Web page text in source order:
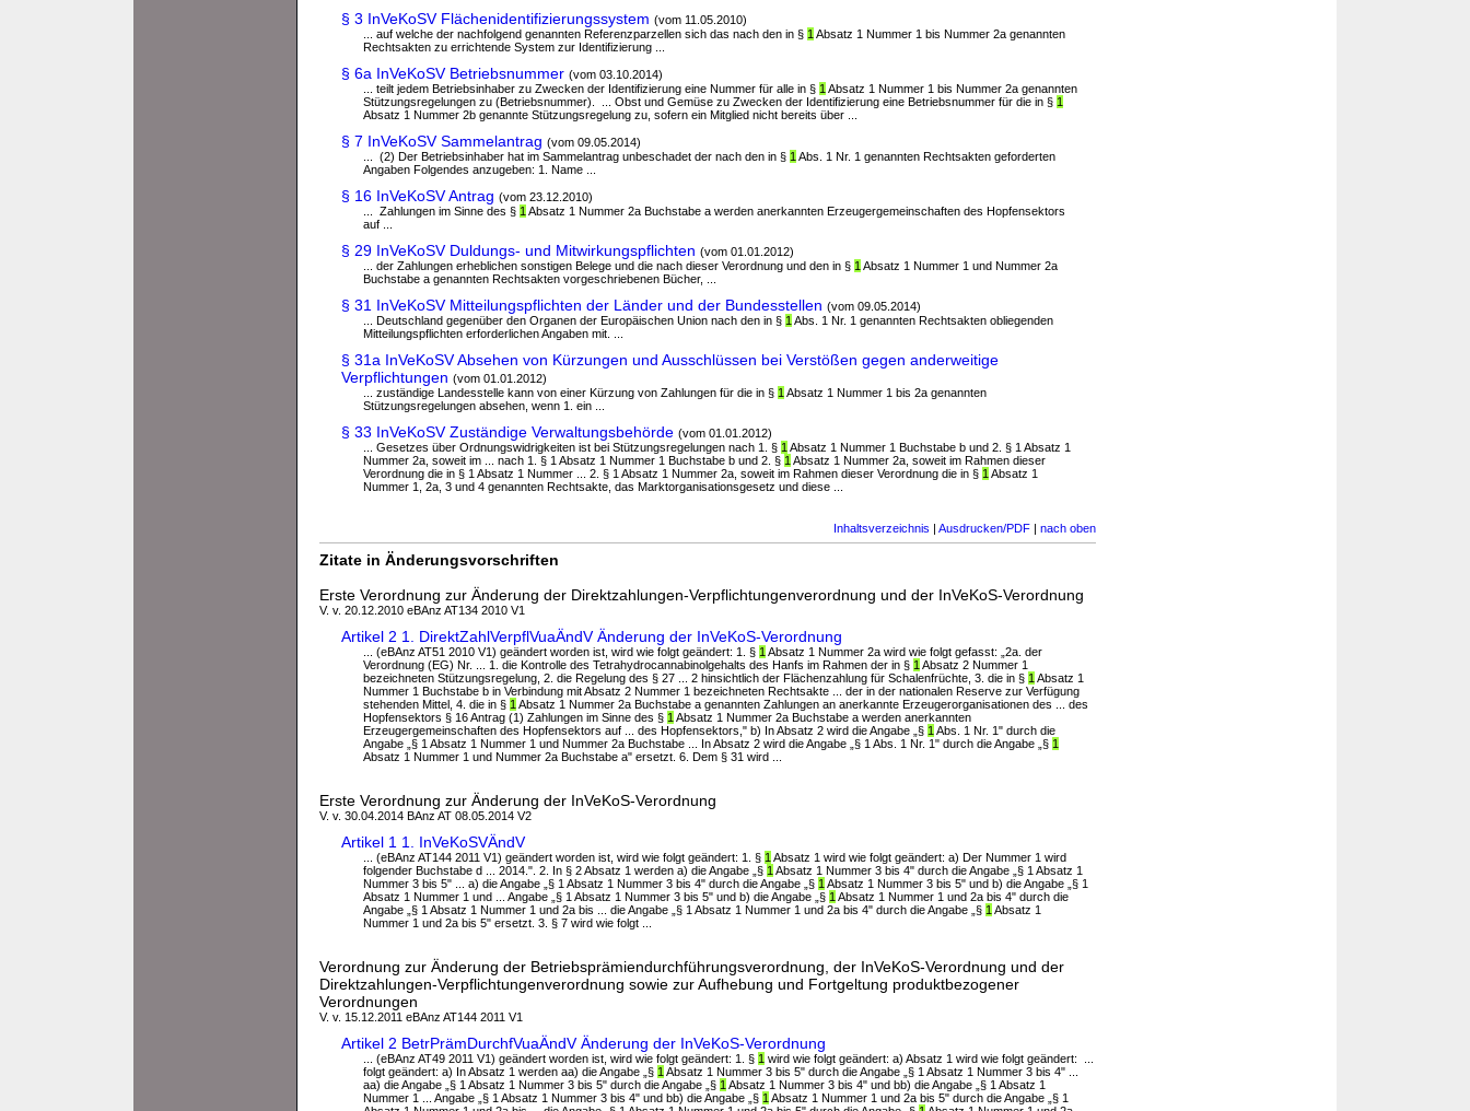
§ 3 InVeKoSV Flächenidentifizierungssystem (vom 11.05.2010)
... auf welche der nachfolgend genannten Referenzparzellen sich das nach den in § 1 Absatz 1 Nummer 1 bis Nummer 2a genannten
Rechtsakten zu errichtende System zur Identifizierung ...
§ 6a InVeKoSV Betriebsnummer (vom 03.10.2014)
... teilt jedem Betriebsinhaber zu Zwecken der Identifizierung eine Nummer für alle in § 1 Absatz 1 Nummer 1 bis Nummer 2a genannten
Stützungsregelungen zu (Betriebsnummer). ... Obst und Gemüse zu Zwecken der Identifizierung eine Betriebsnummer für die in § 1
Absatz 1 Nummer 2b genannte Stützungsregelung zu, sofern ein Mitglied nicht bereits über ...
§ 7 InVeKoSV Sammelantrag (vom 09.05.2014)
... (2) Der Betriebsinhaber hat im Sammelantrag unbeschadet der nach den in § 1 Abs. 1 Nr. 1 genannten Rechtsakten geforderten
Angaben Folgendes anzugeben: 1. Name ...
§ 16 InVeKoSV Antrag (vom 23.12.2010)
... Zahlungen im Sinne des § 1 Absatz 1 Nummer 2a Buchstabe a werden anerkannten Erzeugergemeinschaften des Hopfensektors
auf ...
§ 29 InVeKoSV Duldungs- und Mitwirkungspflichten (vom 01.01.2012)
... der Zahlungen erheblichen sonstigen Belege und die nach dieser Verordnung und den in § 1 Absatz 1 Nummer 1 und Nummer 2a
Buchstabe a genannten Rechtsakten vorgeschriebenen Bücher, ...
§ 31 InVeKoSV Mitteilungspflichten der Länder und der Bundesstellen (vom 09.05.2014)
... Deutschland gegenüber den Organen der Europäischen Union nach den in § 1 Abs. 1 Nr. 1 genannten Rechtsakten obliegenden
Mitteilungspflichten erforderlichen Angaben mit. ...
§ 31a InVeKoSV Absehen von Kürzungen und Ausschlüssen bei Verstößen gegen anderweitige
Verpflichtungen (vom 01.01.2012)
... zuständige Landesstelle kann von einer Kürzung von Zahlungen für die in § 1 Absatz 1 Nummer 1 bis 2a genannten
Stützungsregelungen absehen, wenn 1. ein ...
§ 33 InVeKoSV Zuständige Verwaltungsbehörde (vom 01.01.2012)
... Gesetzes über Ordnungswidrigkeiten ist bei Stützungsregelungen nach 1. § 1 Absatz 1 Nummer 1 Buchstabe b und 2. § 1 Absatz 1
Nummer 2a, soweit im ... nach 1. § 1 Absatz 1 Nummer 1 Buchstabe b und 2. § 1 Absatz 1 Nummer 2a, soweit im Rahmen dieser
Verordnung die in § 1 Absatz 1 Nummer ... 2. § 1 Absatz 1 Nummer 2a, soweit im Rahmen dieser Verordnung die in § 1 Absatz 1
Nummer 1, 2a, 3 und 4 genannten Rechtsakte, das Marktorganisationsgesetz und diese ...
Inhaltsverzeichnis | Ausdrucken/PDF | nach oben
Zitate in Änderungsvorschriften
Erste Verordnung zur Änderung der Direktzahlungen-Verpflichtungenverordnung und der InVeKoS-Verordnung
V. v. 20.12.2010 eBAnz AT134 2010 V1
Artikel 2 1. DirektZahlVerpflVuaÄndV Änderung der InVeKoS-Verordnung
... (eBAnz AT51 2010 V1) geändert worden ist, wird wie folgt geändert: 1. § 1 Absatz 1 Nummer 2a wird wie folgt gefasst: „2a. der
Verordnung (EG) Nr. ... 1. die Kontrolle des Tetrahydrocannabinolgehalts des Hanfs im Rahmen der in § 1 Absatz 2 Nummer 1
bezeichneten Stützungsregelung, 2. die Regelung des § 27 ... 2 hinsichtlich der Flächenzahlung für Schalenfrüchte, 3. die in § 1 Absatz 1
Nummer 1 Buchstabe b in Verbindung mit Absatz 2 Nummer 1 bezeichneten Rechtsakte ... der in der nationalen Reserve zur Verfügung
stehenden Mittel, 4. die in § 1 Absatz 1 Nummer 2a Buchstabe a genannten Zahlungen an anerkannte Erzeugerorganisationen des ... des
Hopfensektors § 16 Antrag (1) Zahlungen im Sinne des § 1 Absatz 1 Nummer 2a Buchstabe a werden anerkannten
Erzeugergemeinschaften des Hopfensektors auf ... des Hopfensektors," b) In Absatz 2 wird die Angabe „§ 1 Abs. 1 Nr. 1" durch die
Angabe „§ 1 Absatz 1 Nummer 1 und Nummer 2a Buchstabe ... In Absatz 2 wird die Angabe „§ 1 Abs. 1 Nr. 1" durch die Angabe „§ 1
Absatz 1 Nummer 1 und Nummer 2a Buchstabe a" ersetzt. 6. Dem § 31 wird ...
Erste Verordnung zur Änderung der InVeKoS-Verordnung
V. v. 30.04.2014 BAnz AT 08.05.2014 V2
Artikel 1 1. InVeKoSVÄndV
... (eBAnz AT144 2011 V1) geändert worden ist, wird wie folgt geändert: 1. § 1 Absatz 1 wird wie folgt geändert: a) Der Nummer 1 wird
folgender Buchstabe d ... 2014.". 2. In § 2 Absatz 1 werden a) die Angabe „§ 1 Absatz 1 Nummer 3 bis 4" durch die Angabe „§ 1 Absatz 1
Nummer 3 bis 5" ... a) die Angabe „§ 1 Absatz 1 Nummer 3 bis 4" durch die Angabe „§ 1 Absatz 1 Nummer 3 bis 5" und b) die Angabe „§ 1
Absatz 1 Nummer 1 und ... Angabe „§ 1 Absatz 1 Nummer 3 bis 5" und b) die Angabe „§ 1 Absatz 1 Nummer 1 und 2a bis 4" durch die
Angabe „§ 1 Absatz 1 Nummer 1 und 2a bis ... die Angabe „§ 1 Absatz 1 Nummer 1 und 2a bis 4" durch die Angabe „§ 1 Absatz 1
Nummer 1 und 2a bis 5" ersetzt. 3. § 7 wird wie folgt ...
Verordnung zur Änderung der Betriebsprämiendurchführungsverordnung, der InVeKoS-Verordnung und der
Direktzahlungen-Verpflichtungenverordnung sowie zur Aufhebung und Fortgeltung produktbezogener
Verordnungen
V. v. 15.12.2011 eBAnz AT144 2011 V1
Artikel 2 BetrPrämDurchfVuaÄndV Änderung der InVeKoS-Verordnung
... (eBAnz AT49 2011 V1) geändert worden ist, wird wie folgt geändert: 1. § 1 wird wie folgt geändert: a) Absatz 1 wird wie folgt geändert: ...
folgt geändert: a) In Absatz 1 werden aa) die Angabe „§ 1 Absatz 1 Nummer 3 bis 5" durch die Angabe „§ 1 Absatz 1 Nummer 3 bis 4" ...
aa) die Angabe „§ 1 Absatz 1 Nummer 3 bis 5" durch die Angabe „§ 1 Absatz 1 Nummer 3 bis 4" und bb) die Angabe „§ 1 Absatz 1
Nummer 1 ... Angabe „§ 1 Absatz 1 Nummer 3 bis 4" und bb) die Angabe „§ 1 Absatz 1 Nummer 1 und 2a bis 5" durch die Angabe „§ 1